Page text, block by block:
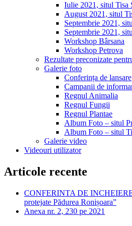
Iulie 2021, situl Tisa
August 2021, situl
Septembrie 2021,
Septembrie 2021,
Workshop Bârsana
Workshop Petrova
Rezultate preconizate
Galerie foto
Conferința de lansare
Campanii de
Regnul Animalia
Regnul Fungii
Regnul Plantae
Album Foto – situl
Album Foto – situl
Galerie video
Videouri utilizator
Articole recente
CONFERINTA DE INCHEIERE
protejate Pădurea Ronișoara”
Anexa nr. 2, 230 pe 2021